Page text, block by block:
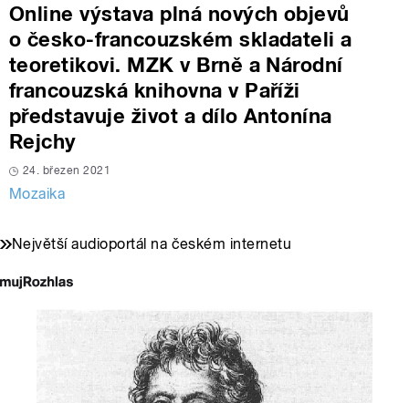
Online výstava plná nových objevů
o česko-francouzském skladateli a
teoretikovi. MZK v Brně a Národní
francouzská knihovna v Paříži
představuje život a dílo Antonína
Rejchy
24. březen 2021
Mozaika
Největší audioportál na českém internetu